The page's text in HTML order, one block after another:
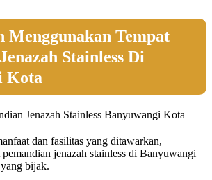
Menggunakan Tempat
Stainless Di
Kota
dan fasilitas yang ditawarkan,
jenazah stainless di Banyuwangi
bijak.